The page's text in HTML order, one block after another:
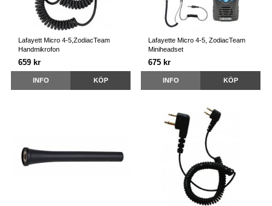
Lafayett Micro 4-5,ZodiacTeam
Handmikrofon
659 kr
INFO KÖP
Lafayette Micro 4-5, ZodiacTeam
Miniheadset
675 kr
INFO KÖP